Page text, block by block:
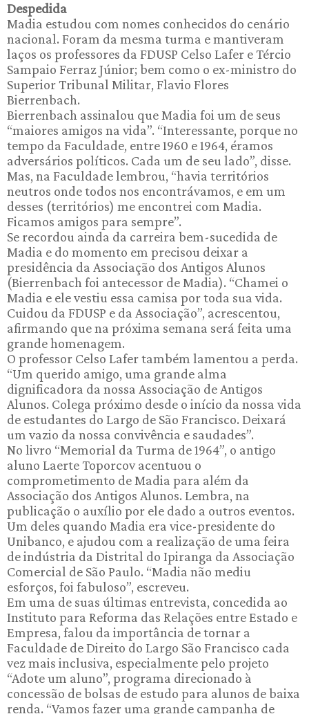
Despedida
Madia estudou com nomes conhecidos do cenário
nacional. Foram da mesma turma e mantiveram
laços os professores da FDUSP Celso Lafer e Tércio
Sampaio Ferraz Júnior; bem como o ex-ministro do
Superior Tribunal Militar, Flavio Flores
Bierrenbach.
Bierrenbach assinalou que Madia foi um de seus
“maiores amigos na vida”. “Interessante, porque no
tempo da Faculdade, entre 1960 e 1964, éramos
adversários políticos. Cada um de seu lado”, disse.
Mas, na Faculdade lembrou, “havia territórios
neutros onde todos nos encontrávamos, e em um
desses (territórios) me encontrei com Madia.
Ficamos amigos para sempre”.
Se recordou ainda da carreira bem-sucedida de
Madia e do momento em precisou deixar a
presidência da Associação dos Antigos Alunos
(Bierrenbach foi antecessor de Madia). “Chamei o
Madia e ele vestiu essa camisa por toda sua vida.
Cuidou da FDUSP e da Associação”, acrescentou,
afirmando que na próxima semana será feita uma
grande homenagem.
O professor Celso Lafer também lamentou a perda.
“Um querido amigo, uma grande alma
dignificadora da nossa Associação de Antigos
Alunos. Colega próximo desde o início da nossa vida
de estudantes do Largo de São Francisco. Deixará
um vazio da nossa convivência e saudades”.
No livro “Memorial da Turma de 1964”, o antigo
aluno Laerte Toporcov acentuou o
comprometimento de Madia para além da
Associação dos Antigos Alunos. Lembra, na
publicação o auxílio por ele dado a outros eventos.
Um deles quando Madia era vice-presidente do
Unibanco, e ajudou com a realização de uma feira
de indústria da Distrital do Ipiranga da Associação
Comercial de São Paulo. “Madia não mediu
esforços, foi fabuloso”, escreveu.
Em uma de suas últimas entrevista, concedida ao
Instituto para Reforma das Relações entre Estado e
Empresa, falou da importância de tornar a
Faculdade de Direito do Largo São Francisco cada
vez mais inclusiva, especialmente pelo projeto
“Adote um aluno”, programa direcionado à
concessão de bolsas de estudo para alunos de baixa
renda. “Vamos fazer uma grande campanha de